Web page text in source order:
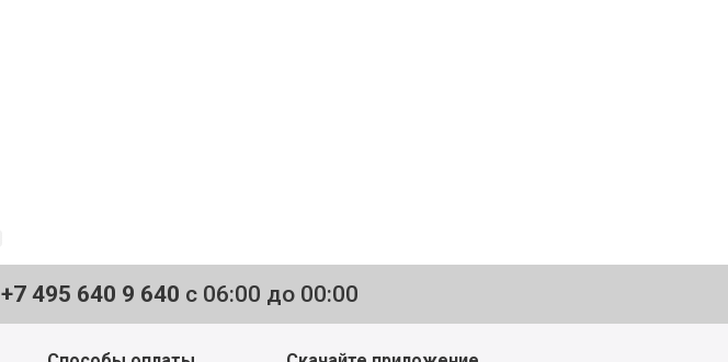
+7 495 640 9 640 с 06:00 до 00:00